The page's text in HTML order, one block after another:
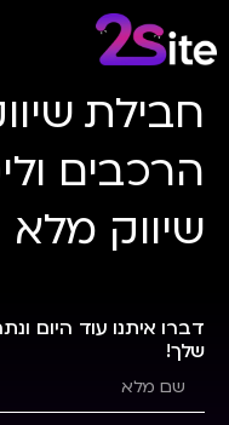
חבילת
הרכבים
שיווק מלא
דברו איתנו עוד היום
שלך!